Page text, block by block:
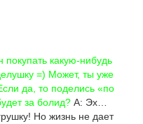
какую-нибудь
=) Может, ты уже
да, то поделись «по
за болид? А: Эх…
Но жизнь не дает